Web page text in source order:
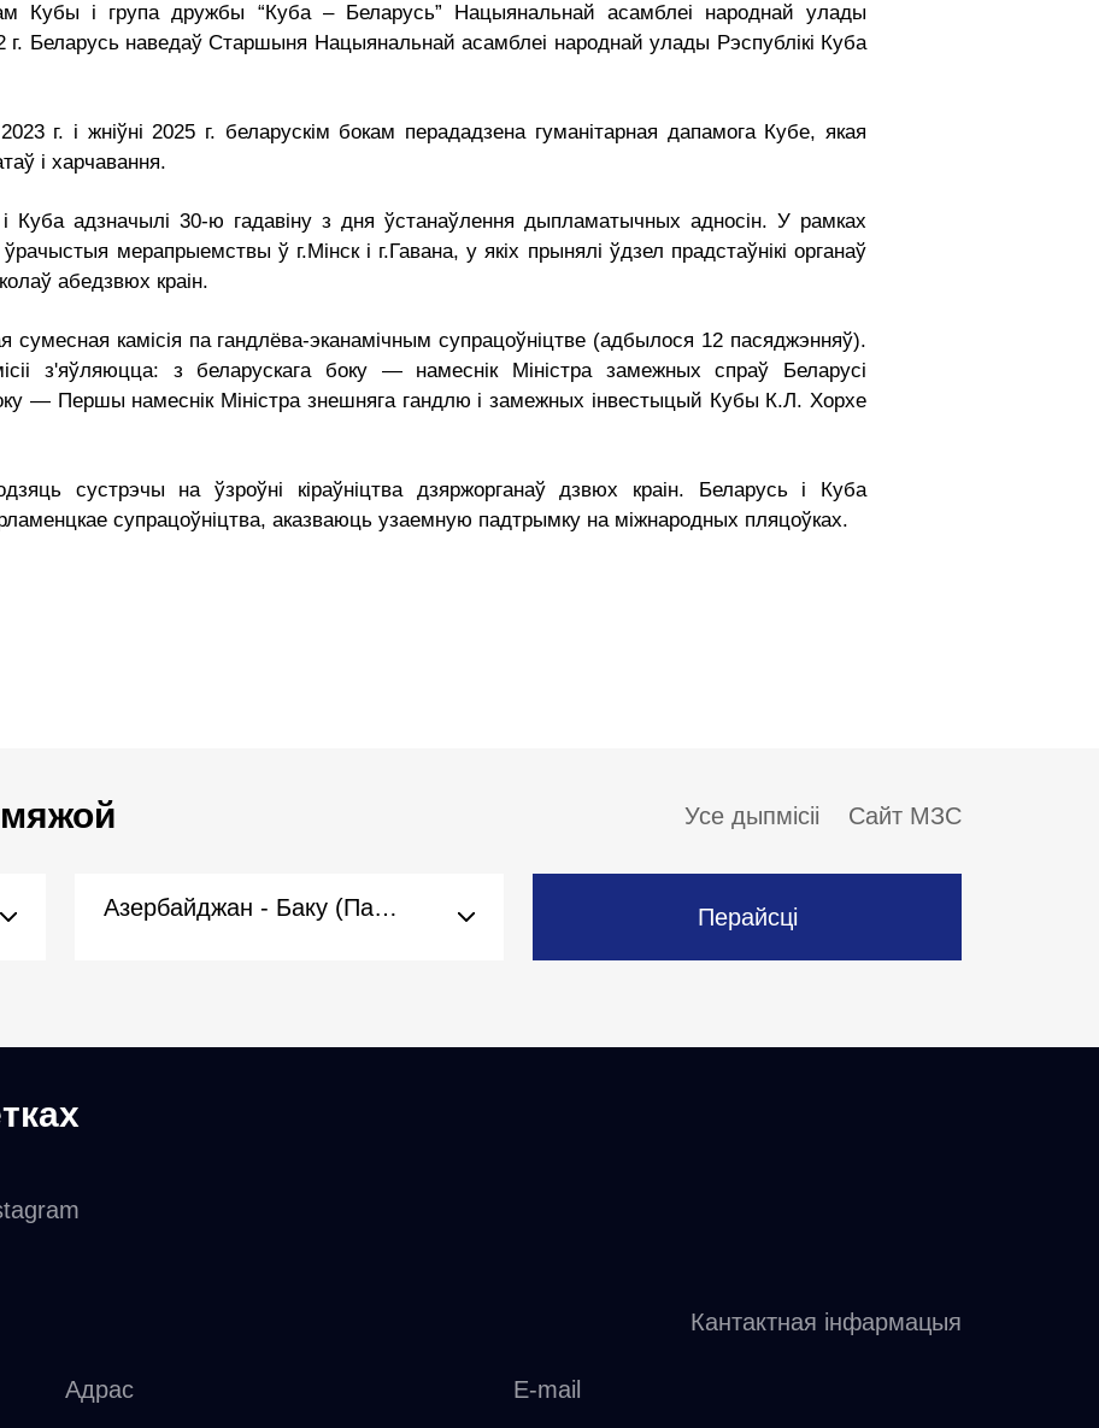
Кубы і група дружбы “Куба – Беларусь” Нацыянальнай асамблеі народнай улады
г. Беларусь наведаў Старшыня Нацыянальнай асамблеі народнай улады Рэспублікі Куба
г. і жніўні 2025 г. беларускім бокам перададзена гуманітарная дапамога Кубе, якая
і харчавання.
Куба адзначылі 30-ю гадавіну з дня ўстанаўлення дыпламатычных адносін. У рамках
мерапрыемствы ў г.Мінск і г.Гавана, у якіх прынялі ўдзел прадстаўнікі органаў
абедзвюх краін.
сумесная камісія па гандлёва-эканамічным супрацоўніцтве (адбылося 12 пасяджэнняў).
з'яўляюцца: з беларускага боку — намеснік Міністра замежных спраў Беларусі
— Першы намеснік Міністра знешняга гандлю і замежных інвестыцый Кубы К.Л. Хорхе
сустрэчы на ўзроўні кіраўніцтва дзяржорганаў дзвюх краін. Беларусь і Куба
супрацоўніцтва, аказваюць узаемную падтрымку на міжнародных пляцоўках.
мяжой Усе дыпмісіі Сайт МЗС
Азербайджан - Баку (Пасольства) Перайсці
Кантактная інфармацыя
Адрас
E-mail